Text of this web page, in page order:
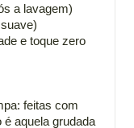
a lavagem)
e toque zero
feitas com
aquela grudada